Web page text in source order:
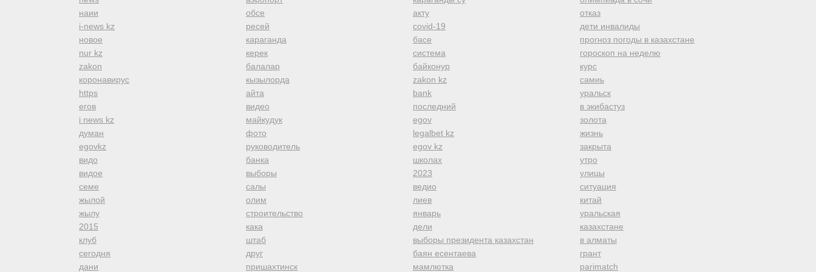
наии
i-news kz
новое
nur kz
zakon
коронавирус
https
егов
i news kz
думан
egovkz
видо
видое
семе
жылой
жылу
2015
клуб
сегодня
дани
обсе
ресей
караганда
керек
балалар
кызылорда
айта
видео
майкудук
фото
руководитель
банка
выборы
салы
олим
строительство
кака
штаб
друг
пришахтинск
акту
covid-19
басе
система
байконур
zakon kz
bank
последний
egov
legalbet kz
egov kz
школах
2023
ведио
лиев
январь
дели
выборы президента казахстан
баян есентаева
мамлютка
отказ
дети инвалиды
прогноз погоды в казахстане
гороскоп на неделю
курс
самиь
уральск
в экибастуз
золота
жизнь
закрыта
утро
улицы
ситуация
китай
уральская
казахстане
в алматы
грант
parimatch